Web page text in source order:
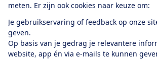
meten. Er zijn ook cookies naar keuze om:
Je gebruikservaring of feedback op onze
geven.
Op basis van je gedrag je relevantere
website, app én via e-mails te kunnen
Alles over de
app
Algemene Voorwaarden